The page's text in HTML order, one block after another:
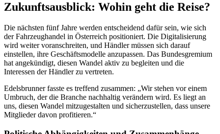
Zukunftsausblick: Wohin geht die Reise?
Die nächsten fünf Jahre werden entscheidend dafür sein, wie sich
der Fahrzeughandel in Österreich positioniert. Die Digitalisierung
wird weiter voranschreiten, und Händler müssen sich darauf
einstellen, ihre Geschäftsmodelle anzupassen. Das Bundesgremium
hat angekündigt, diesen Wandel aktiv zu begleiten und die
Interessen der Händler zu vertreten.
Edelsbrunner fasste es treffend zusammen: „Wir stehen vor einem
Umbruch, der die Branche nachhaltig verändern wird. Es liegt an
uns, diesen Wandel mitzugestalten und sicherzustellen, dass unsere
Mitglieder davon profitieren.“